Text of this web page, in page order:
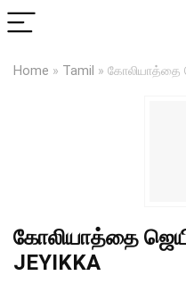
Home » Tamil » கோலியாத்தை
கோலியாத்தை
JEYIKKA